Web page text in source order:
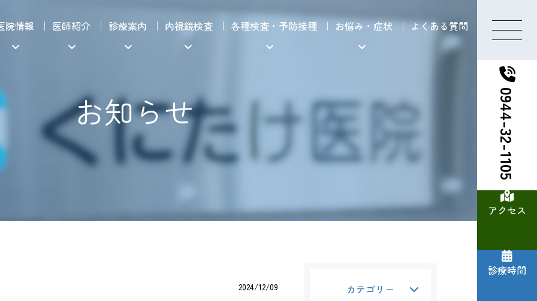
院情報 医師紹介 診療案内 内視鏡検査 各種検査・予防接種 お悩み・症状 よくある質問
0944-32-1105
アクセス
診療時間
お知らせ
2024/12/09 カテゴリー